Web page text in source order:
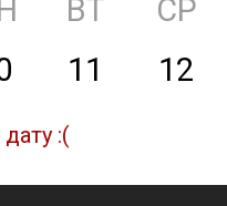
ВТ
СР
11 12
:(